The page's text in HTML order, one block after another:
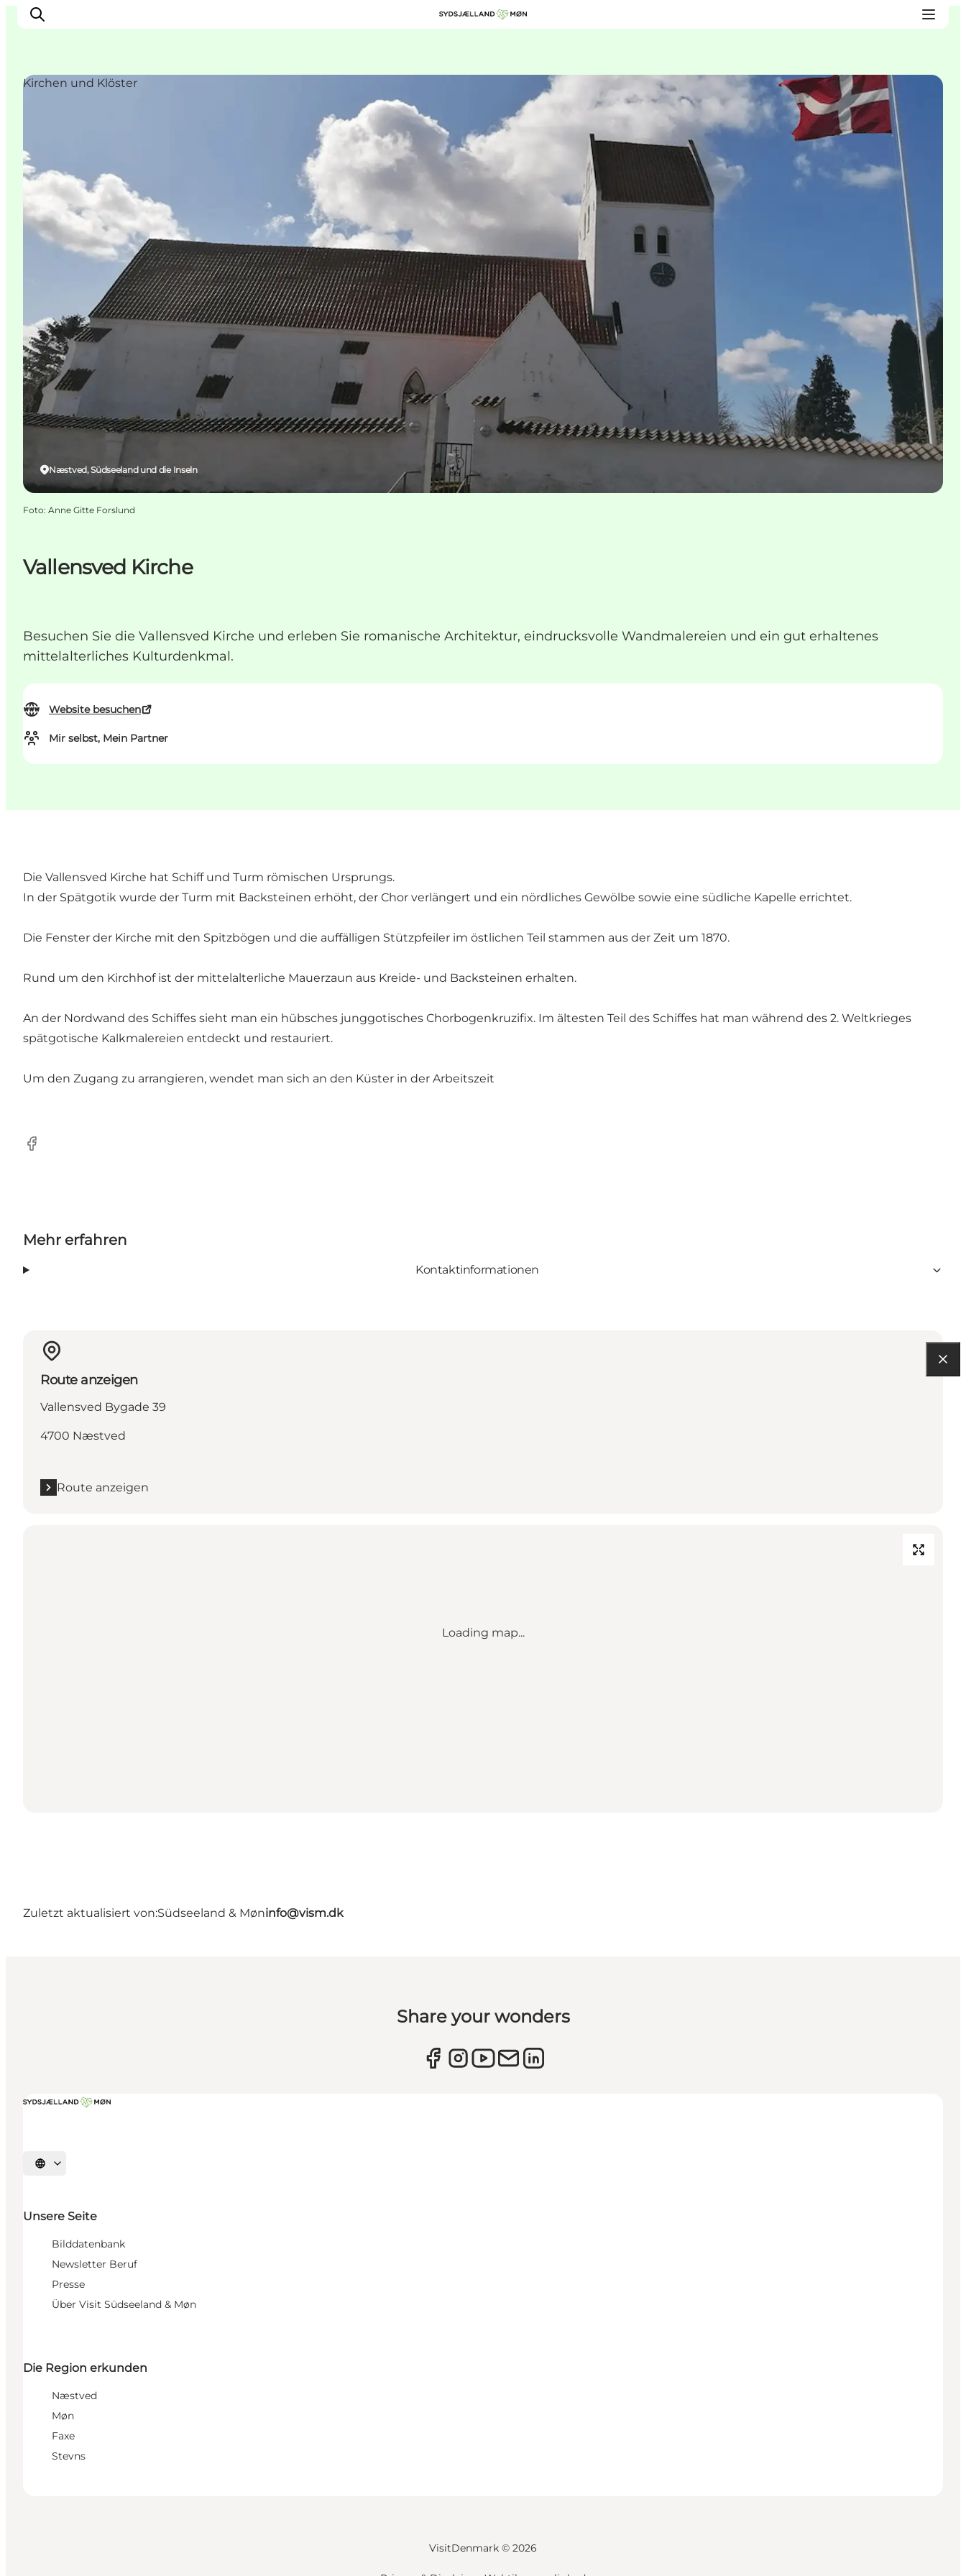
Events
Essen
Unterkunft
Reise planen
Vallensved Kirche
Besuchen Sie die Vallensved Kirche und erleben Sie romanische Architektur, eindrucksvolle Wandmalereien und ein gut erhaltenes
mittelalterliches Kulturdenkmal.
Website besuchen
Mir selbst, Mein Partner
Næstved, Südseeland und die Inseln
Kirchen und Klöster
Foto: Anne Gitte Forslund
Die Vallensved Kirche hat Schiff und Turm römischen Ursprungs.
In der Spätgotik wurde der Turm mit Backsteinen erhöht, der Chor verlängert und ein nördliches Gewölbe sowie eine südliche Kapelle errichtet.
Die Fenster der Kirche mit den Spitzbögen und die auffälligen Stützpfeiler im östlichen Teil stammen aus der Zeit um 1870.
Rund um den Kirchhof ist der mittelalterliche Mauerzaun aus Kreide- und Backsteinen erhalten.
An der Nordwand des Schiffes sieht man ein hübsches junggotisches Chorbogenkruzifix. Im ältesten Teil des Schiffes hat man während des 2. Weltkrieges
spätgotische Kalkmalereien entdeckt und restauriert.
Um den Zugang zu arrangieren, wendet man sich an den Küster in der Arbeitszeit
Facebook
Mehr erfahren
Kontaktinformationen
Route anzeigen
Vallensved Bygade 39
4700 Næstved
Route anzeigen
Loading map...
Zuletzt aktualisiert von:Südseeland & Møninfo@vism.dk
Share your wonders
Sprache auswählen
Unsere Seite
Bilddatenbank
Newsletter Beruf
Presse
Über Visit Südseeland & Møn
Die Region erkunden
Næstved
Møn
Faxe
Stevns
VisitDenmark © 2026